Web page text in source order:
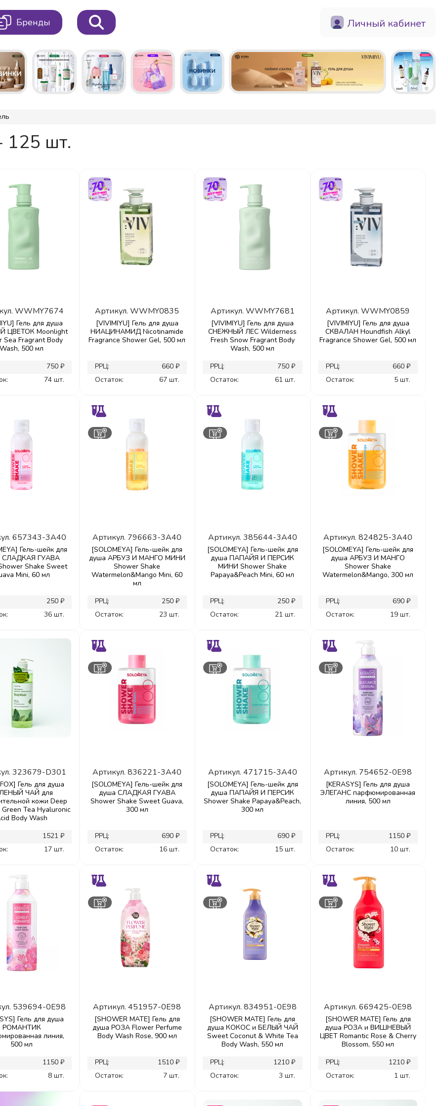
Бренды Личный кабинет
125 шт.
WWMY7674
Гель для душа
ЦВЕТОК Moonlight
Sea Fragrant Body
Wash, 500 мл
750 ₽
74 шт.
Артикул.WWMY0835
[VIVIMIYU] Гель для душа
НИАЦИНАМИД Nicotinamide
Fragrance Shower Gel, 500 мл
РРЦ:
660 ₽
Остаток:
67 шт.
Артикул. WWMY7681
[VIVIMIYU] Гель для душа
СНЕЖНЫЙ ЛЕС Wilderness
Fresh Snow Fragrant Body
Wash, 500 мл
РРЦ:
750 ₽
Остаток:
61 шт.
Артикул.WWMY0859
[VIVIMIYU] Гель для душа
СКВАЛАН Houndfish Alkyl
Fragrance Shower Gel, 500 мл
РРЦ:
660 ₽
Остаток:
5 шт.
657343-3A40
Гель-шейк для
СЛАДКАЯ ГУАВА
Shake Sweet
Mini, 60 мл
250 ₽
36 шт.
Артикул. 796663-3A40
[SOLOMEYA] Гель-шейк для
душа АРБУЗ И МАНГО МИНИ
Shower Shake
Watermelon&Mango Mini, 60
мл
РРЦ:
250 ₽
Остаток:
23 шт.
Артикул. 385644-3A40
[SOLOMEYA] Гель-шейк для
душа ПАПАЙЯ И ПЕРСИК
МИНИ Shower Shake
Papaya&Peach Mini, 60 мл
РРЦ:
250 ₽
Остаток:
21 шт.
Артикул.824825-3A40
[SOLOMEYA] Гель-шейк для
душа АРБУЗ И МАНГО
Shower Shake
Watermelon&Mango, 300 мл
РРЦ:
690 ₽
Остаток:
19 шт.
323679-D301
Гель для душа
ЧАЙ для
кожи Deep
Tea Hyaluronic
Body Wash
1521 ₽
17 шт.
Артикул.836221-3A40
[SOLOMEYA] Гель-шейк для
душа СЛАДКАЯ ГУАВА
Shower Shake Sweet Guava,
300 мл
РРЦ:
690 ₽
Остаток:
16 шт.
Артикул. 471715-3A40
[SOLOMEYA] Гель-шейк для
душа ПАПАЙЯ И ПЕРСИК
Shower Shake Papaya&Peach,
300 мл
РРЦ:
690 ₽
Остаток:
15 шт.
Артикул. 754652-0E98
[KERASYS] Гель для душа
ЭЛЕГАНС парфюмированная
линия, 500 мл
РРЦ:
1150 ₽
Остаток:
10 шт.
539694-0E98
Гель для душа
РОМАНТИК
линия,
500 мл
1150 ₽
8 шт.
Артикул.451957-0E98
[SHOWER MATE] Гель для
душа РОЗА Flower Perfume
Body Wash Rose, 900 мл
РРЦ:
1510 ₽
Остаток:
7 шт.
Артикул. 834951-0E98
[SHOWER MATE] Гель для
душа КОКОС и БЕЛЫЙ ЧАЙ
Sweet Coconut & White Tea
Body Wash, 550 мл
РРЦ:
1210 ₽
Остаток:
3 шт.
Артикул.669425-0E98
[SHOWER MATE] Гель для
душа РОЗА и ВИШНЕВЫЙ
ЦВЕТ Romantic Rose & Cherry
Blossom, 550 мл
РРЦ:
1210 ₽
Остаток:
1 шт.